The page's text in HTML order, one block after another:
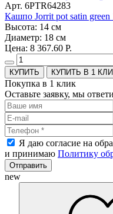
Арт. 6PTR64283
Кашпо Jorrit pot satin
Высота: 14 см
Диаметр: 18 см
Цена: 8 367.60 Р.
КУПИТЬ В 1
Покупка в 1 клик
Оставьте заявку, мы
Я даю согласие на
и принимаю Политику
Отправить
new